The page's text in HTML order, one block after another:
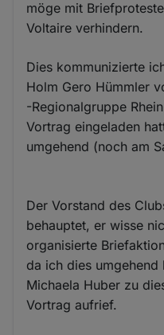
möge mit
Voltaire verhindern.
Dies kommunizierte
Holm Gero Hümmler​
-Regionalgruppe
Vortrag eingeladen
umgehend (noch am
Der Vorstand des
behauptet, er wisse
organisierte
da ich dies
Michaela Huber zu
Vortrag aufrief.